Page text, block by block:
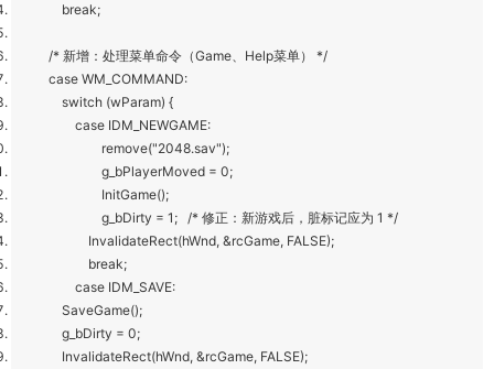
break;
/* 新增：处理菜单命令（Game、Help菜单） */
case WM_COMMAND:
switch (wParam) {
case IDM_NEWGAME:
remove("2048.sav");
g_bPlayerMoved = 0;
InitGame();
g_bDirty = 1; /* 修正：新游戏后，脏标记应为 1 */
InvalidateRect(hWnd, &rcGame, FALSE);
break;
case IDM_SAVE:
SaveGame();
g_bDirty = 0;
InvalidateRect(hWnd, &rcGame, FALSE);